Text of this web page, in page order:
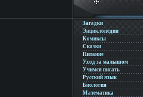
Загадки
Энциклопедии
Комиксы
Сказки
Питание
Уход за малышом
Учимся писать
Русский язык
Биология
Математика